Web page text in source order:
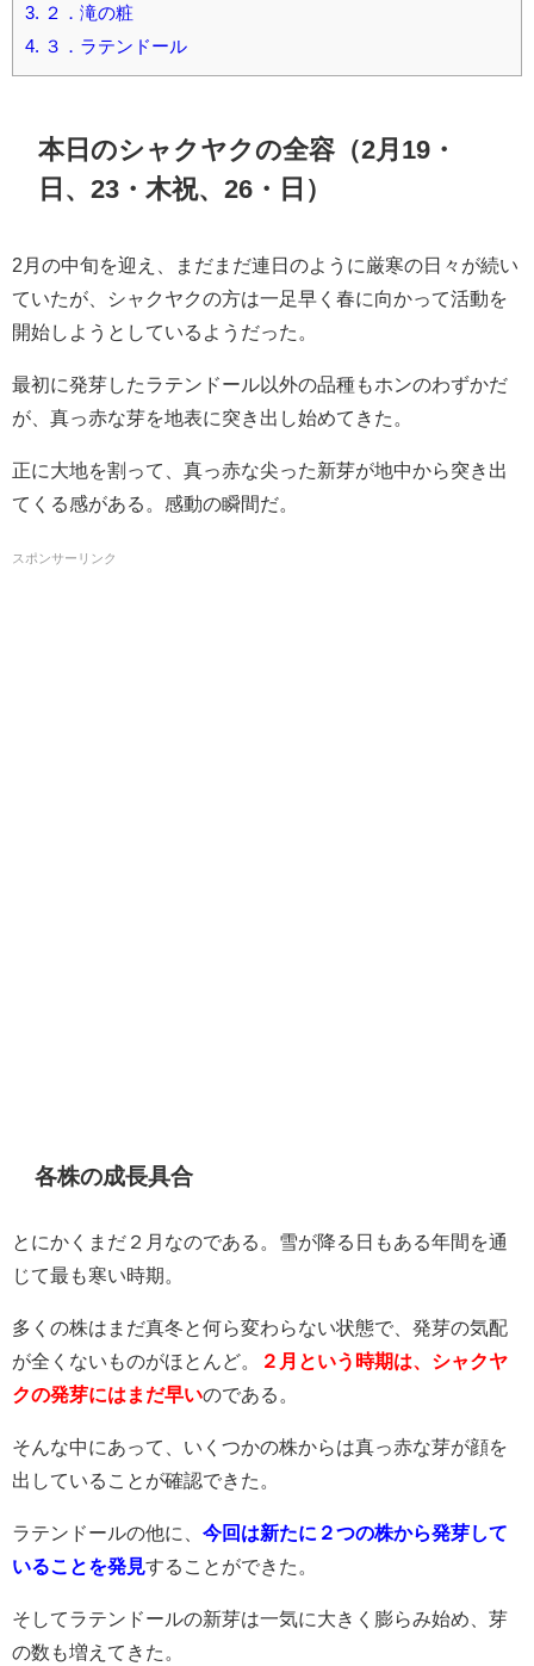
3. ２．滝の粧
4. ３．ラテンドール
本日のシャクヤクの全容（2月19・
日、23・木祝、26・日）
2月の中旬を迎え、まだまだ連日のように厳寒の日々が続い
ていたが、シャクヤクの方は一足早く春に向かって活動を
開始しようとしているようだった。
最初に発芽したラテンドール以外の品種もホンのわずかだ
が、真っ赤な芽を地表に突き出し始めてきた。
正に大地を割って、真っ赤な尖った新芽が地中から突き出
てくる感がある。感動の瞬間だ。
スポンサーリンク
各株の成長具合
とにかくまだ２月なのである。雪が降る日もある年間を通
じて最も寒い時期。
多くの株はまだ真冬と何ら変わらない状態で、発芽の気配
が全くないものがほとんど。
２月という時期は、シャクヤ
クの発芽にはまだ早いのである。
そんな中にあって、いくつかの株からは真っ赤な芽が顔を
出していることが確認できた。
ラテンドールの他に、 今回は新たに２つの株から発芽して
いることを発見することができた。
そしてラテンドールの新芽は一気に大きく膨らみ始め、芽
の数も増えてきた。